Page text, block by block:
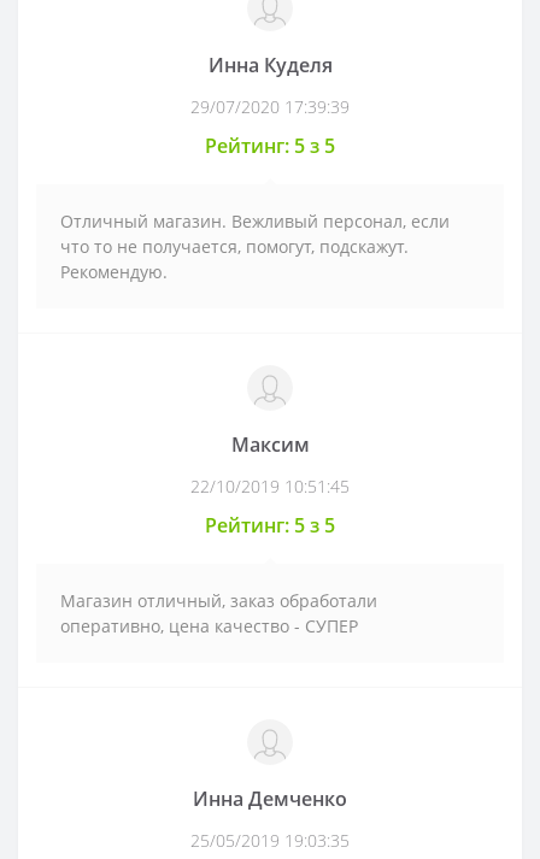
Инна Куделя
29/07/2020 17:39:39
Рейтинг: 5 з 5
Отличный магазин. Вежливый персонал, если
что то не получается, помогут, подскажут.
Рекомендую.
Максим
22/10/2019 10:51:45
Рейтинг: 5 з 5
Магазин отличный, заказ обработали
оперативно, цена качество - СУПЕР
Инна Демченко
25/05/2019 19:03:35